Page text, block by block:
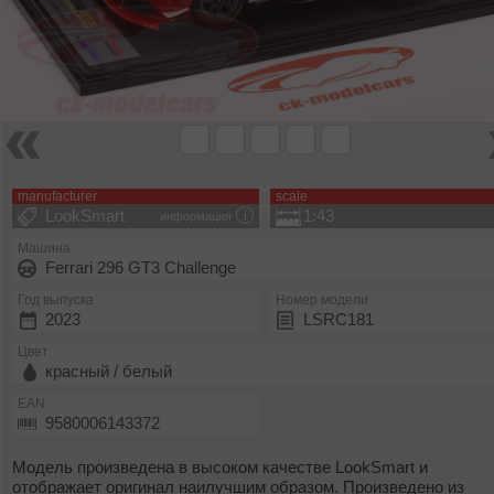
manufacturer
информация
LookSmart
scale
1:43
Машина
Ferrari 296 GT3 Challenge
Год выпуска
2023
Номер модели
LSRC181
Цвет
красный / белый
EAN
9580006143372
Модель произведена в высоком качестве LookSmart и
отображает оригинал наилучшим образом. Произведено из